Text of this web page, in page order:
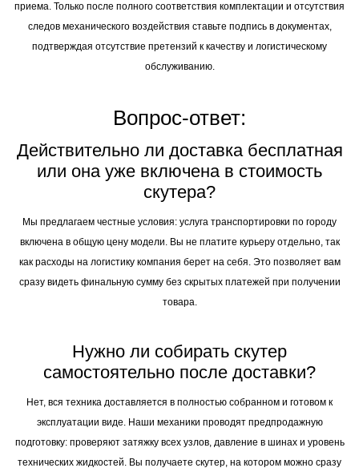
Внимательно сверяйте номер рамы и двигателя с данными,
указанными в сертификате качества, до завершения процедуры
приема. Только после полного соответствия комплектации и отсутствия
следов механического воздействия ставьте подпись в документах,
Вопрос-ответ:
Действительно ли доставка бесплатная
скутера?
Мы предлагаем честные условия: услуга транспортировки по городу
включена в общую цену модели. Вы не платите курьеру отдельно, так
как расходы на логистику компания берет на себя. Это позволяет вам
товара.
самостоятельно после доставки?
Нет, вся техника доставляется в полностью собранном и готовом к
эксплуатации виде. Наши механики проводят предпродажную